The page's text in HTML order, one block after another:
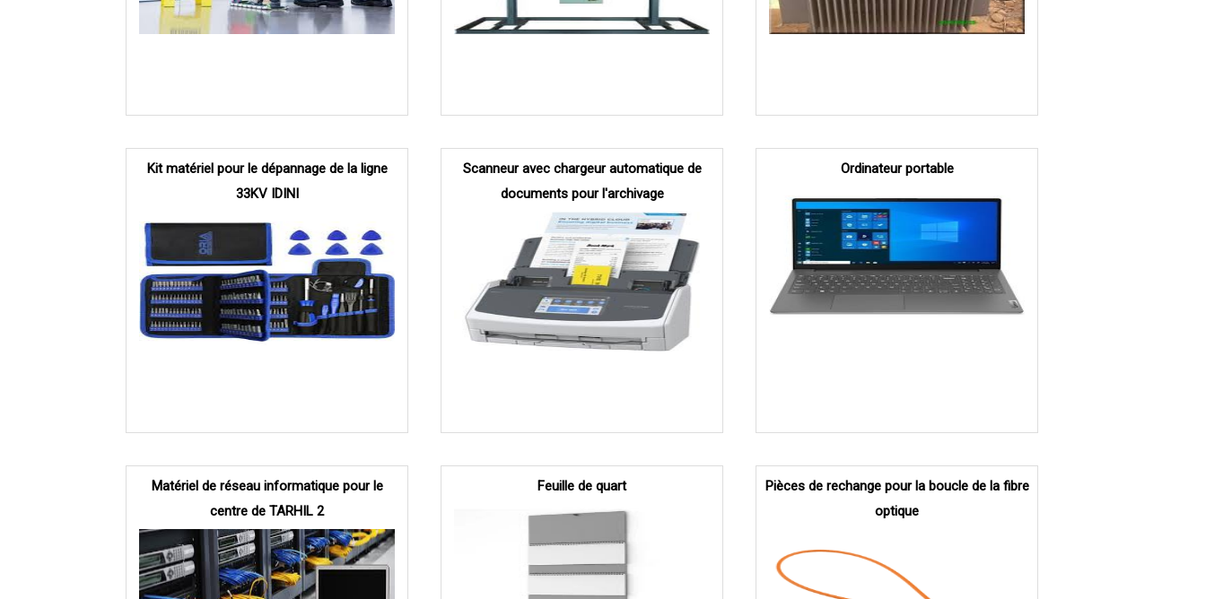
Kit matériel pour le dépannage de la ligne
33KV IDINI
Scanneur avec chargeur automatique de
documents pour l'archivage
Ordinateur portable
Matériel de réseau informatique pour le
centre de TARHIL 2
Feuille de quart
Pièces de rechange pour la boucle de la fibre
optique